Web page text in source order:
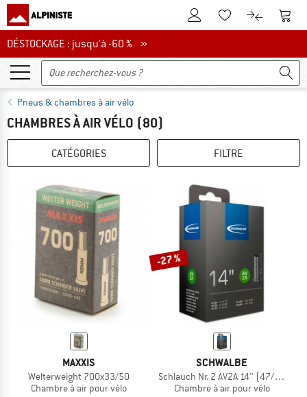
Vers le compte client
Vers la liste
Vers le
DÉSTOCKAGE : jusqu'à -60 %
DÉSTOCKAGE : jusqu'à -60 % »
Pneus & chambres à air vélo
CHAMBRES À AIR VÉLO (80)
CATÉGORIES FILTRE
MAXXIS
Welterweight 700x33/50
Chambre à air pour vélo
-27 %
SCHWALBE
Schlauch Nr. 2 AV2A 14'' (47/60-254)
Chambre à air pour vélo